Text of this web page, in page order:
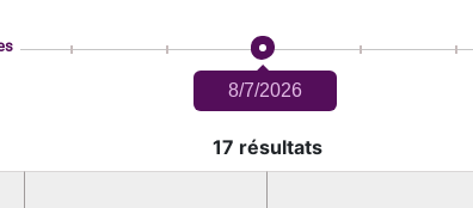
8/7/2026
17 résultats